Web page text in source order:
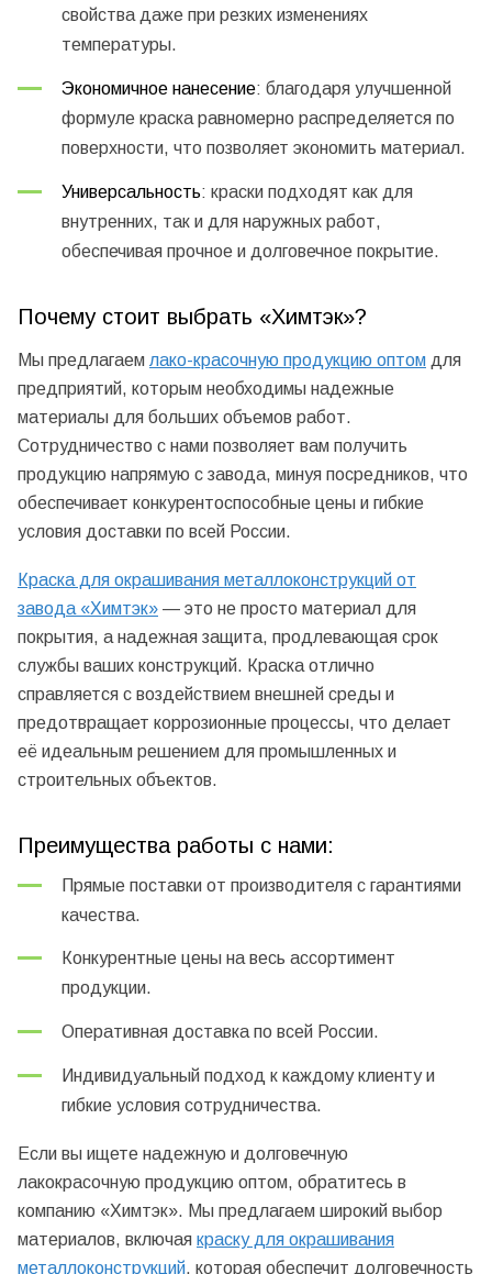
свойства даже при резких изменениях
температуры.
Экономичное нанесение: благодаря улучшенной
формуле краска равномерно распределяется по
поверхности, что позволяет экономить материал.
Универсальность: краски подходят как для
внутренних, так и для наружных работ,
обеспечивая прочное и долговечное покрытие.
Почему стоит выбрать «Химтэк»?
Мы предлагаем лако-красочную продукцию оптом для
предприятий, которым необходимы надежные
материалы для больших объемов работ.
Сотрудничество с нами позволяет вам получить
продукцию напрямую с завода, минуя посредников, что
обеспечивает конкурентоспособные цены и гибкие
условия доставки по всей России.
Краска для окрашивания металлоконструкций от
завода «Химтэк» — это не просто материал для
покрытия, а надежная защита, продлевающая срок
службы ваших конструкций. Краска отлично
справляется с воздействием внешней среды и
предотвращает коррозионные процессы, что делает
её идеальным решением для промышленных и
строительных объектов.
Преимущества работы с нами:
Прямые поставки от производителя с гарантиями
качества.
Конкурентные цены на весь ассортимент
продукции.
Оперативная доставка по всей России.
Индивидуальный подход к каждому клиенту и
гибкие условия сотрудничества.
Если вы ищете надежную и долговечную
лакокрасочную продукцию оптом, обратитесь в
компанию «Химтэк». Мы предлагаем широкий выбор
материалов, включая краску для окрашивания
металлоконструкций, которая обеспечит долговечность